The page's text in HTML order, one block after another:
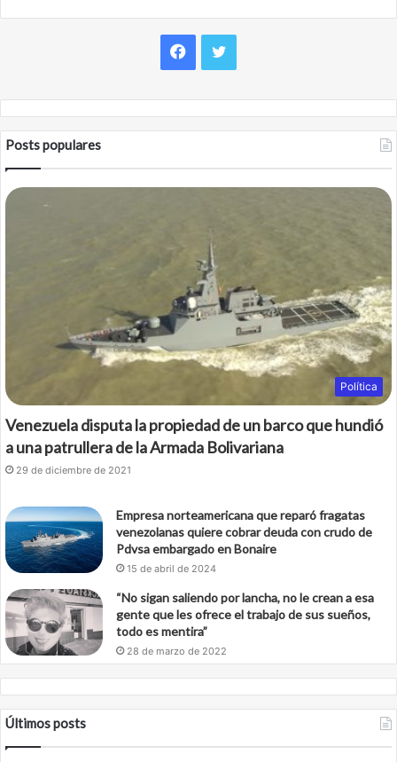
k
Posts populares
Política
Venezuela disputa la propiedad de un barco que hundió
a una patrullera de la Armada Bolivariana
29 de diciembre de 2021
Empresa norteamericana que reparó fragatas
venezolanas quiere cobrar deuda con crudo de
Pdvsa embargado en Bonaire
15 de abril de 2024
“No sigan saliendo por lancha, no le crean a esa
gente que les ofrece el trabajo de sus sueños,
todo es mentira”
28 de marzo de 2022
Últimos posts